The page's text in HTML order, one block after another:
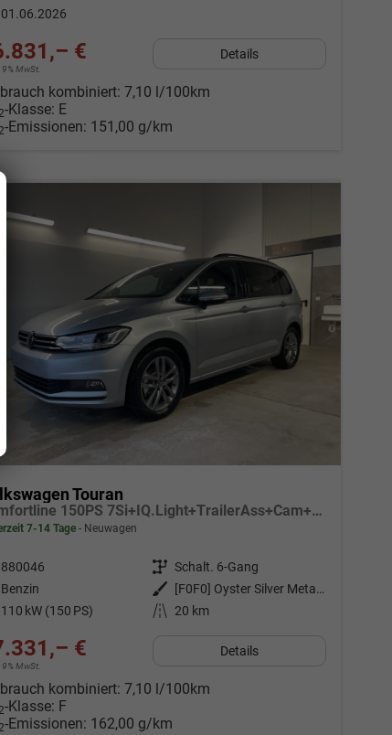
01.06.2026
€
MwSt.
Details
kombiniert: 7,10 l/100km
2-Klasse: E
2-Emissionen: 151,00 g/km
Touran
Comfortline 150PS 7Si+IQ.Light+TrailerAss+Cam+Navi+Kamera+Alarm+Kessy+App-Connect
7-14 Tage Neuwagen
880046 Getriebe Schalt. 6-Gang
Benzin Außenfarbe
[F0F0] Oyster Silver Metallic
110 kW (150 PS) Kilometerstand 20 km
€
MwSt.
Details
kombiniert: 7,10 l/100km
-Klasse: F
-Emissionen: 162,00 g/km